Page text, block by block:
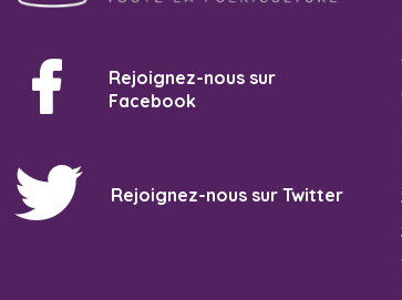
Rejoignez-nous sur
Facebook
Rejoignez-nous sur Twitter